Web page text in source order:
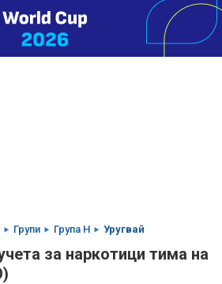
Групи Група H Уругвай
за наркотици тима на